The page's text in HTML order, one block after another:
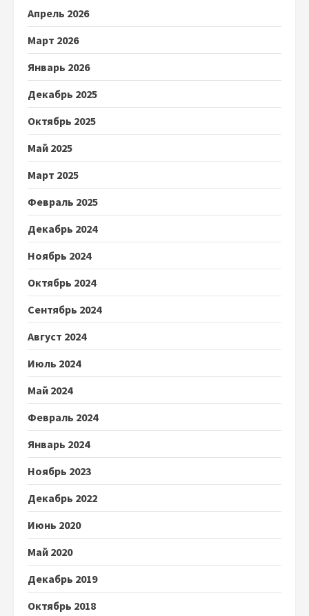
Апрель 2026
Март 2026
Январь 2026
Декабрь 2025
Октябрь 2025
Май 2025
Март 2025
Февраль 2025
Декабрь 2024
Ноябрь 2024
Октябрь 2024
Сентябрь 2024
Август 2024
Июль 2024
Май 2024
Февраль 2024
Январь 2024
Ноябрь 2023
Декабрь 2022
Июнь 2020
Май 2020
Декабрь 2019
Октябрь 2018